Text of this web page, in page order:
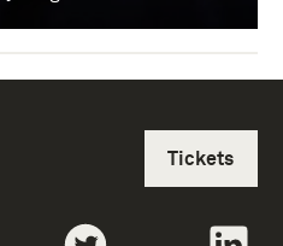
social linksInstagram
Volg social
Tickets